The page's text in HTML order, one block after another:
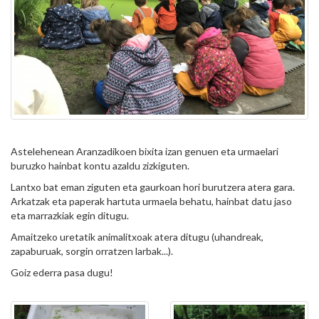
Astelehenean Aranzadikoen bixita izan genuen eta urmaelari
buruzko hainbat kontu azaldu zizkiguten.
Lantxo bat eman ziguten eta gaurkoan hori burutzera atera gara.
Arkatzak eta paperak hartuta urmaela behatu, hainbat datu jaso
eta marrazkiak egin ditugu.
Amaitzeko uretatik animalitxoak atera ditugu (uhandreak,
zapaburuak, sorgin orratzen larbak...).
Goiz ederra pasa dugu!